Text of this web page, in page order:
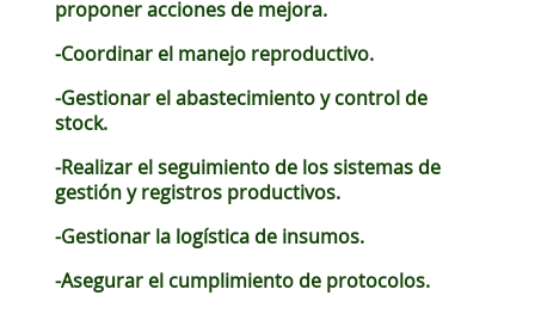
proponer acciones de mejora.
-Coordinar el manejo reproductivo.
-Gestionar el abastecimiento y control de
stock.
-Realizar el seguimiento de los sistemas de
gestión y registros productivos.
-Gestionar la logística de insumos.
-Asegurar el cumplimiento de protocolos.